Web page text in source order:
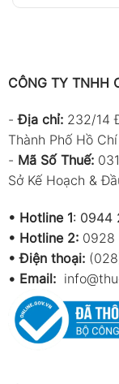
CÔNG TY TNHH
-Địa chỉ: 232/14
Thành Phố Hồ
- Mã Số Thuế:
Sở Kế Hoạch &
• Hotline 1: 0944
• Hotline 2: 0928
• Điện thoại:
• Email: